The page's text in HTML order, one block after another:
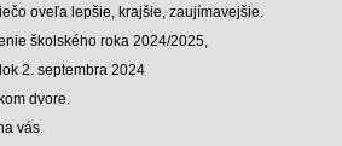
oveľa lepšie, krajšie, zaujímavejšie.
školského roka 2024/2025,
2. septembra 2024
dvore.
vás.